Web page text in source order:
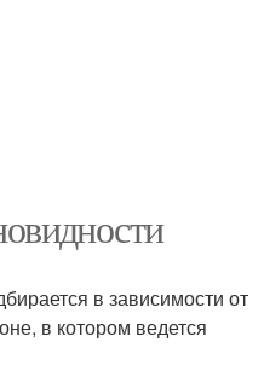
в зависимости от
в котором ведется